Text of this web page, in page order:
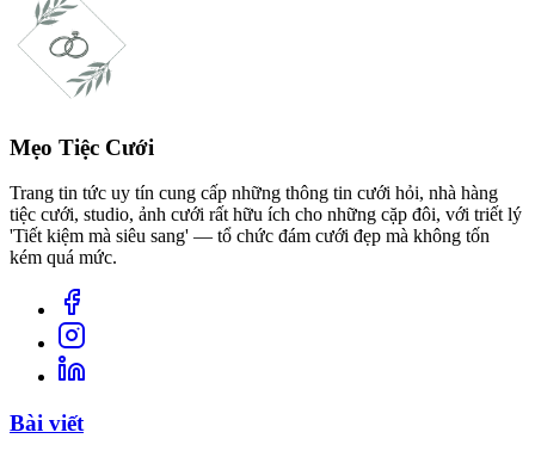
Mẹo Tiệc Cưới
Trang tin tức uy tín cung cấp những thông tin cưới hỏi, nhà hàng
tiệc cưới, studio, ảnh cưới rất hữu ích cho những cặp đôi, với triết lý
'Tiết kiệm mà siêu sang' — tổ chức đám cưới đẹp mà không tốn
kém quá mức.
Bài viết